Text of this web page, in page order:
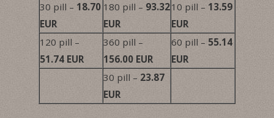
30 pill – 18.70
EUR
180 pill – 93.32
EUR
10 pill – 13.59
EUR
120 pill –
51.74 EUR
360 pill –
156.00 EUR
60 pill – 55.14
EUR
30 pill – 23.87
EUR